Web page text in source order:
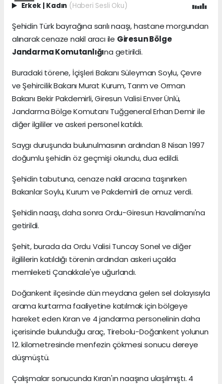
Erkek | Kadın (Haberi Sesli Oku)
Şehidin Türk bayrağına sarılı naaşı, hastane morgundan
alınarak cenaze nakil aracı ile Giresun Bölge
Jandarma Komutanlığına getirildi.
Buradaki törene, İçişleri Bakanı Süleyman Soylu, Çevre
ve Şehircilik Bakanı Murat Kurum, Tarım ve Orman
Bakanı Bekir Pakdemirli, Giresun Valisi Enver Ünlü,
Jandarma Bölge Komutanı Tuğgeneral Erhan Demir ile
diğer ilgililer ve askeri personel katıldı.
Saygı duruşunda bulunulmasının ardından 8 Nisan 1997
doğumlu şehidin öz geçmişi okundu, dua edildi.
Şehidin tabutuna, cenaze nakil aracına taşınırken
Bakanlar Soylu, Kurum ve Pakdemirli de omuz verdi.
Şehidin naaşı, daha sonra Ordu-Giresun Havalimanı'na
getirildi.
Şehit, burada da Ordu Valisi Tuncay Sonel ve diğer
ilgililerin katıldığı törenin ardından askeri uçakla
memleketi Çanakkale'ye uğurlandı.
Doğankent ilçesinde dün meydana gelen sel dolayısıyla
arama kurtarma faaliyetine katılmak için bölgeye
hareket eden Kıran ve 4 jandarma personelinin daha
içerisinde bulunduğu araç, Tirebolu-Doğankent yolunun
12. kilometresinde menfezin çökmesi sonucu dereye
düşmüştü.
Çalışmalar sonucunda Kıran'ın naaşına ulaşılmıştı. 4